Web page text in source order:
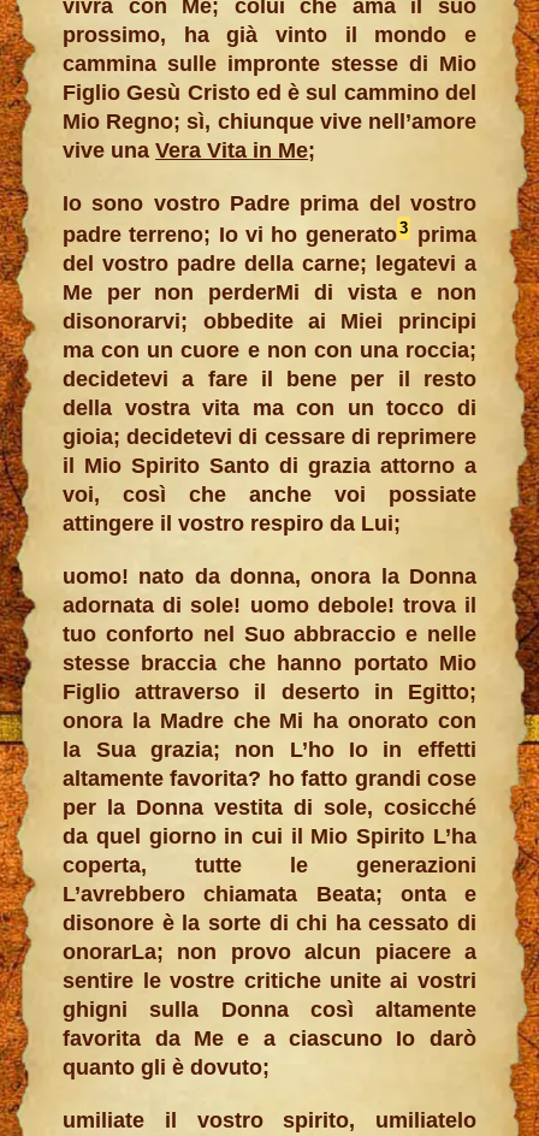
vivrà con Me; colui che ama il suo
prossimo, ha già vinto il mondo e
cammina sulle impronte stesse di Mio
Figlio Gesù Cristo ed è sul cammino del
Mio Regno; sì, chiunque vive nell’amore
vive unaVera Vita in Me;
Io sono vostro Padre prima del vostro
padre terreno; Io vi ho generato3prima
del vostro padre della carne; legatevi a
Me per non perderMi di vista e non
disonorarvi; obbedite ai Miei principi
ma con un cuore e non con una roccia;
decidetevi a fare il bene per il resto
della vostra vita ma con un tocco di
gioia; decidetevi di cessare di reprimere
il Mio Spirito Santo di grazia attorno a
voi, così che anche voi possiate
attingere il vostro respiro da Lui;
uomo! nato da donna, onora la Donna
adornata di sole! uomo debole! trova il
tuo conforto nel Suo abbraccio e nelle
stesse braccia che hanno portato Mio
Figlio attraverso il deserto in Egitto;
onora la Madre che Mi ha onorato con
la Sua grazia; non L’ho Io in effetti
altamente favorita? ho fatto grandi cose
per la Donna vestita di sole, cosicché
da quel giorno in cui il Mio Spirito L’ha
coperta, tutte le generazioni
L’avrebbero chiamata Beata; onta e
disonore è la sorte di chi ha cessato di
onorarLa; non provo alcun piacere a
sentire le vostre critiche unite ai vostri
ghigni sulla Donna così altamente
favorita da Me e a ciascuno Io darò
quanto gli è dovuto;
umiliate il vostro spirito, umiliatelo